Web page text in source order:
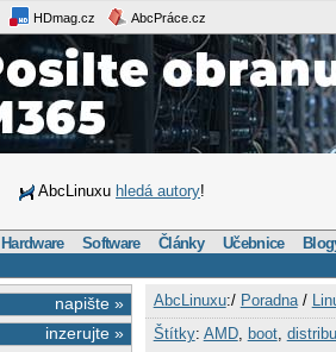
HDmag.cz AbcPráce.cz
AbcLinuxu hledá autory!
Hardware Software Články Učebnice
napište »
inzerujte »
AbcLinuxu:/ Poradna/
Štítky: AMD, boot,